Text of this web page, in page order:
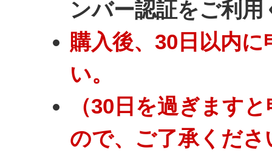
ンバー認証をご利用
購入後、30日以内に
い。
（30日を過ぎます
ので、ご了承くださ